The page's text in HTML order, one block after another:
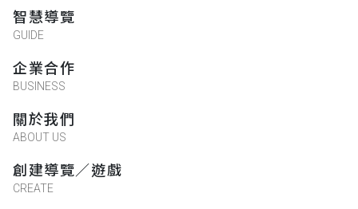
智慧導覽
GUIDE
企業合作
BUSINESS
關於我們
ABOUT US
創建導覽／遊戲
CREATE